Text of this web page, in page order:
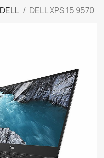
DELL DELL XPS 15 9570